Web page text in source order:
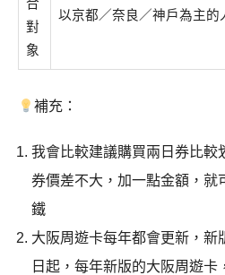
合
對
象
以京都／奈良／神戶為主的
補充：
我會比較建議購買兩日券比較
券價差不大，加一點金額，就
鐵
大阪周遊卡每年都會更新，新
日起，每年新版的大阪周遊